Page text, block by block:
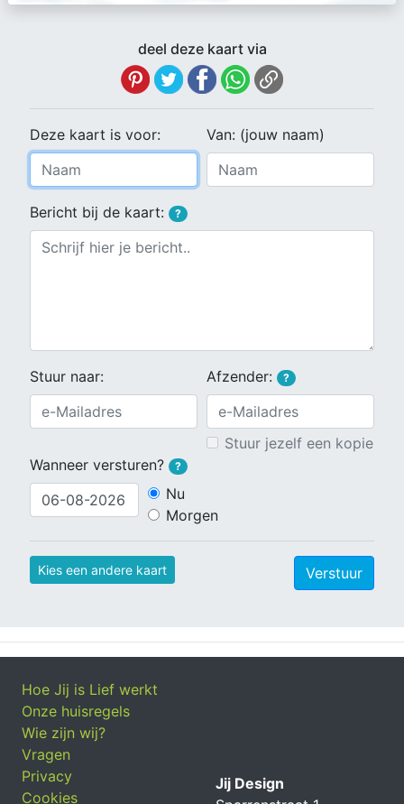
deel deze kaart via
Deze kaart is voor: Van: (jouw naam)
Bericht bij de kaart: ?
Stuur naar: Afzender: ?
Stuur jezelf een kopie
Wanneer versturen?
?
Nu
Morgen
Kies een andere kaart Verstuur
Hoe Jij is Lief werkt
Onze huisregels
Wie zijn wij?
Vragen
Privacy
Cookies
Jij Design